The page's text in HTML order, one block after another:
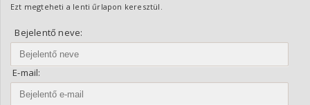
Ezt megteheti a lenti űrlapon keresztül.
Bejelentő neve:
E-mail: